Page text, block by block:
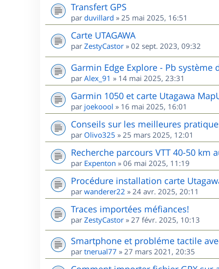
Transfert GPS
par duvillard » 25 mai 2025, 16:51
Carte UTAGAWA
par ZestyCastor » 02 sept. 2023, 09:32
Garmin Edge Explore - Pb système
par Alex_91 » 14 mai 2025, 23:31
Garmin 1050 et carte Utagawa
par joekoool » 16 mai 2025, 16:01
Conseils sur les meilleures
par Olivo325 » 25 mars 2025, 12:01
Recherche parcours VTT 40-50 km
par Expenton » 06 mai 2025, 11:19
Procédure installation carte
par wanderer22 » 24 avr. 2025, 20:11
Traces importées méfiances!
par ZestyCastor » 27 févr. 2025, 10:13
Smartphone et probléme tactile
par tnerual77 » 27 mars 2021, 20:35